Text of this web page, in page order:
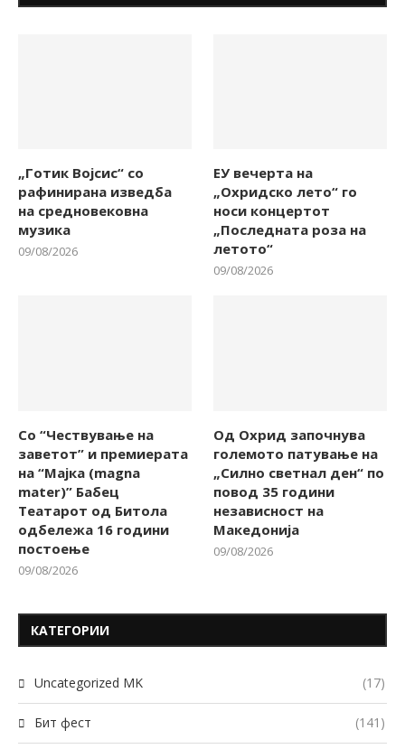
„Готик Војсис“ со
рафинирана изведба
на средновековна
музика
09/08/2026
ЕУ вечерта на
„Охридско лето“ го
носи концертот
„Последната роза на
летото“
09/08/2026
Со “Чествување на
заветот” и премиерата
на “Мајка (magna
mater)” Бабец
Театарот од Битола
одбележа 16 години
постоење
09/08/2026
Од Охрид започнува
големото патување на
„Силно светнал ден“ по
повод 35 години
независност на
Македонија
09/08/2026
КАТЕГОРИИ
Uncategorized MK (17)
Бит фест (141)